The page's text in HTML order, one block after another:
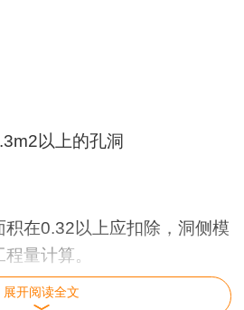
以上的孔洞
积在0.32以上应扣除，洞侧模
量计算。
广西二级造价工程师试题计
展开阅读全文